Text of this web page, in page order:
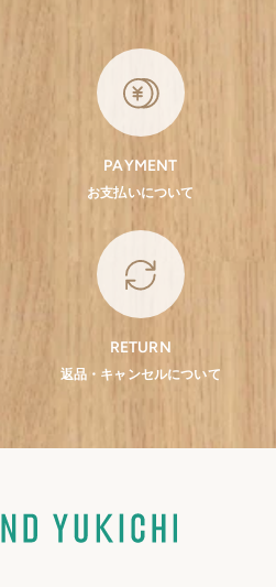
PAYMENT
お支払いについて
RETURN
返品・キャンセルについて